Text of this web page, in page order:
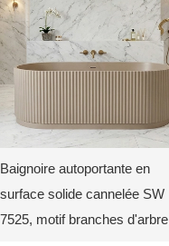
Baignoire autoportante en
surface solide cannelée SW
7525, motif branches d'arbre